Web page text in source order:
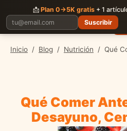
CORRERJUNTOS
PlanesBlogCarreras Precios
Inicio / Blog / Nutrición / Qué
Qué Comer
Desayuno,
📩 Plan 0→5K gratis + 1
Suscribir